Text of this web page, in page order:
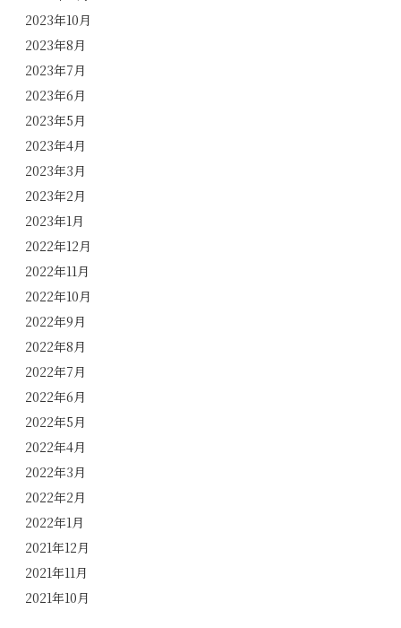
2023年10月
2023年8月
2023年7月
2023年6月
2023年5月
2023年4月
2023年3月
2023年2月
2023年1月
2022年12月
2022年11月
2022年10月
2022年9月
2022年8月
2022年7月
2022年6月
2022年5月
2022年4月
2022年3月
2022年2月
2022年1月
2021年12月
2021年11月
2021年10月